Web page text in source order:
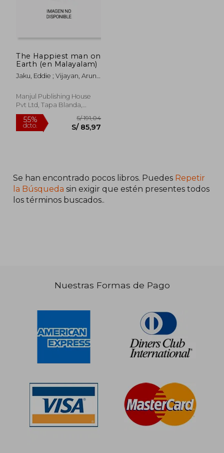
The Happiest man on
Earth (en Malayalam)
Jaku, Eddie ; Vijayan, Arun
Manjul Publishing House
Pvt Ltd, Tapa Blanda,
Nuevo
dcto. S/ 85,97
Se han encontrado pocos libros. Puedes Repetir
la Búsqueda sin exigir que estén presentes todos
los términos buscados..
Nuestras Formas de Pago